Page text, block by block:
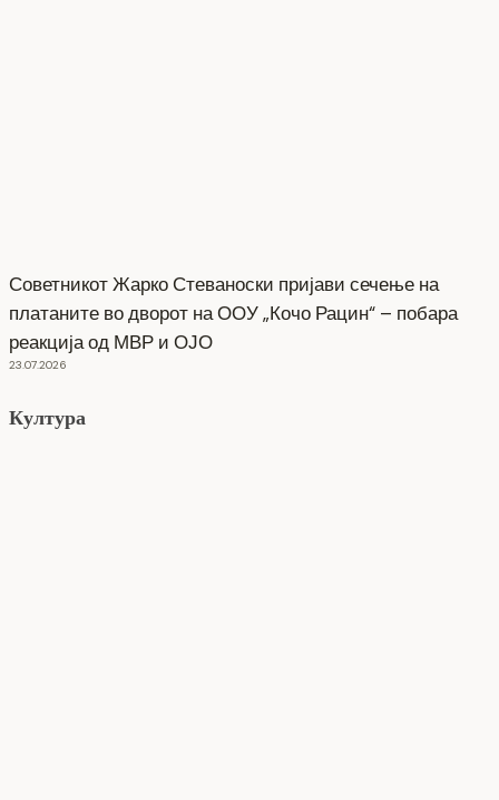
Советникот Жарко Стеваноски пријави сечење на
платаните во дворот на ООУ „Кочо Рацин“ – побара
реакција од МВР и ОЈО
23.07.2026
Култура